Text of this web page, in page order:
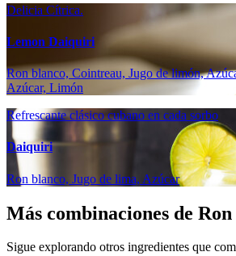
Delicia Cítrica.
Lemon Daiquiri
Ron blanco, Cointreau, Jugo de limón,
Azúcar, Limón
Refrescante clásico cubano en cada sorbo
Daiquiri
Ron blanco, Jugo de lima, Azúcar
Más combinaciones de
Sigue explorando otros ingredientes que